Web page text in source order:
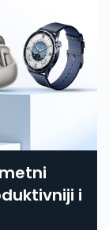
i